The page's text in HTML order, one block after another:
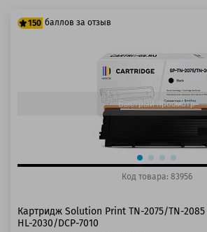
150 баллов за отзыв
Быстрый просмотр
Код товара: 83956
Картридж Solution Print TN-2075/TN-
HL-2030/DCP-7010